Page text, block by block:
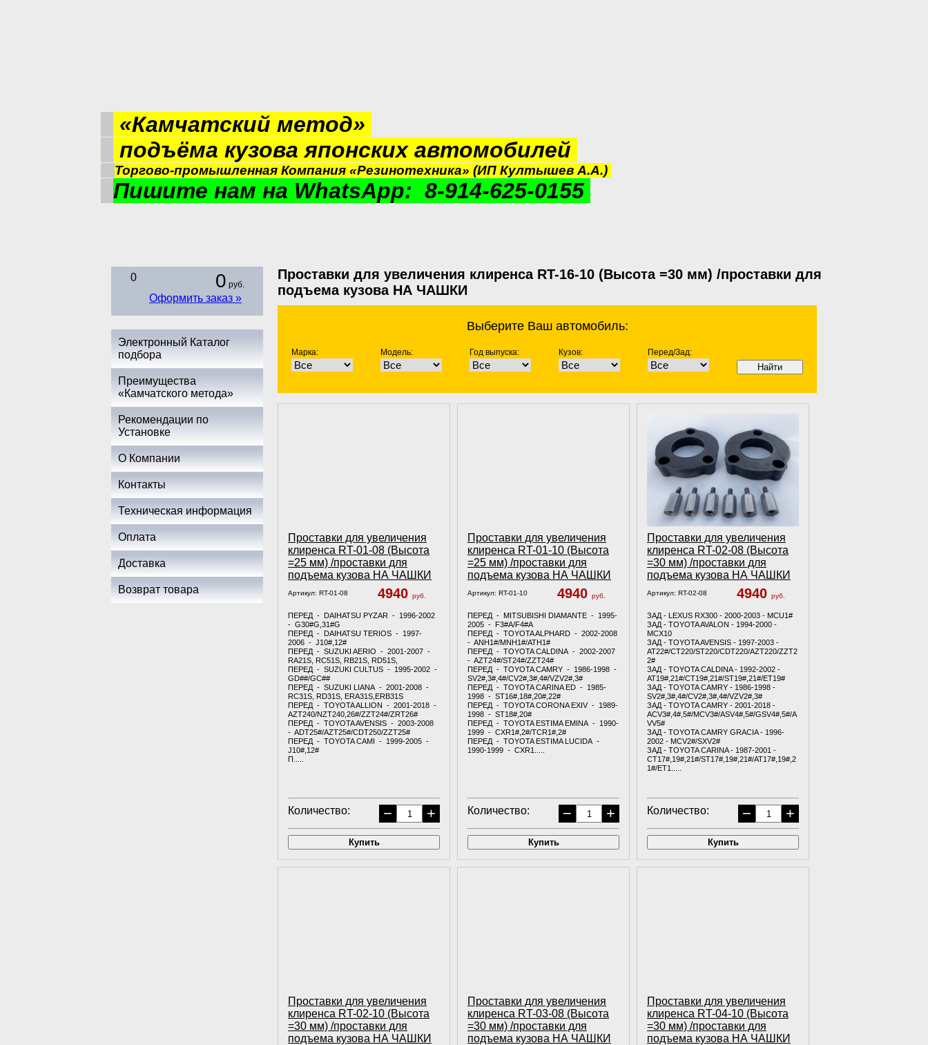
«Камчатский метод»
подъёма кузова японских автомобилей
Торгово-промышленная Компания «Резинотехника» (ИП Култышев А.А.)
Пишите нам на WhatsApp: 8-914-625-0155
0 0 руб.
Оформить заказ »
Электронный Каталог
подбора
Преимущества
«Камчатского метода»
Рекомендации по
Установке
О Компании
Контакты
Техническая информация
Оплата
Доставка
Возврат товара
Проставки для увеличения клиренса RT-16-10 (Высота =30 мм) /проставки для
подъема кузова НА ЧАШКИ
Выберите Ваш автомобиль:
Марка: Модель: Год выпуска: Кузов: Перед/Зад:
Найти
Проставки для увеличения
клиренса RT-01-08 (Высота
=25 мм) /проставки для
подъема кузова НА ЧАШКИ
Артикул: RT-01-08 4940 руб.
ПЕРЕД - DAIHATSU PYZAR - 1996-2002
- G30#G,31#G
ПЕРЕД - DAIHATSU TERIOS - 1997-
2006 - J10#,12#
ПЕРЕД - SUZUKI AERIO - 2001-2007 -
RA21S, RC51S, RB21S, RD51S,
ПЕРЕД - SUZUKI CULTUS - 1995-2002 -
GD##/GC##
ПЕРЕД - SUZUKI LIANA - 2001-2008 -
RC31S, RD31S, ERA31S,ERB31S
ПЕРЕД - TOYOTA ALLION - 2001-2018 -
AZT240/NZT240,26#/ZZT24#/ZRT26#
ПЕРЕД - TOYOTA AVENSIS - 2003-2008
- ADT25#/AZT25#/CDT250/ZZT25#
ПЕРЕД - TOYOTA CAMI - 1999-2005 -
J10#,12#
П.....
Количество: − +
Купить
Проставки для увеличения
клиренса RT-01-10 (Высота
=25 мм) /проставки для
подъема кузова НА ЧАШКИ
Артикул: RT-01-10 4940 руб.
ПЕРЕД - MITSUBISHI DIAMANTE - 1995-
2005 - F3#A/F4#A
ПЕРЕД - TOYOTA ALPHARD - 2002-2008
- ANH1#/MNH1#/ATH1#
ПЕРЕД - TOYOTA CALDINA - 2002-2007
- AZT24#/ST24#/ZZT24#
ПЕРЕД - TOYOTA CAMRY - 1986-1998 -
SV2#,3#,4#/CV2#,3#,4#/VZV2#,3#
ПЕРЕД - TOYOTA CARINA ED - 1985-
1998 - ST16#,18#,20#,22#
ПЕРЕД - TOYOTA CORONA EXIV - 1989-
1998 - ST18#,20#
ПЕРЕД - TOYOTA ESTIMA EMINA - 1990-
1999 - CXR1#,2#/TCR1#,2#
ПЕРЕД - TOYOTA ESTIMA LUCIDA -
1990-1999 - CXR1.....
Количество: − +
Купить
Проставки для увеличения
клиренса RT-02-08 (Высота
=30 мм) /проставки для
подъема кузова НА ЧАШКИ
Артикул: RT-02-08 4940 руб.
ЗАД - LEXUS RX300 - 2000-2003 - MCU1#
ЗАД - TOYOTA AVALON - 1994-2000 -
MCX10
ЗАД - TOYOTA AVENSIS - 1997-2003 -
AT22#/CT220/ST220/CDT220/AZT220/ZZT2
2#
ЗАД - TOYOTA CALDINA - 1992-2002 -
AT19#,21#/CT19#,21#/ST19#,21#/ET19#
ЗАД - TOYOTA CAMRY - 1986-1998 -
SV2#,3#,4#/CV2#,3#,4#/VZV2#,3#
ЗАД - TOYOTA CAMRY - 2001-2018 -
ACV3#,4#,5#/MCV3#/ASV4#,5#/GSV4#,5#/A
VV5#
ЗАД - TOYOTA CAMRY GRACIA - 1996-
2002 - MCV2#/SXV2#
ЗАД - TOYOTA CARINA - 1987-2001 -
CT17#,19#,21#/ST17#,19#,21#/AT17#,19#,2
1#/ET1.....
Количество: − +
Купить
Проставки для увеличения
клиренса RT-02-10 (Высота
=30 мм) /проставки для
подъема кузова НА ЧАШКИ
Проставки для увеличения
клиренса RT-03-08 (Высота
=30 мм) /проставки для
подъема кузова НА ЧАШКИ
Проставки для увеличения
клиренса RT-04-10 (Высота
=30 мм) /проставки для
подъема кузова НА ЧАШКИ